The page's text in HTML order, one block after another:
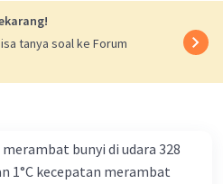
tanya soal ke Forum
merambat bunyi di udara 328
1°C kecepatan merambat